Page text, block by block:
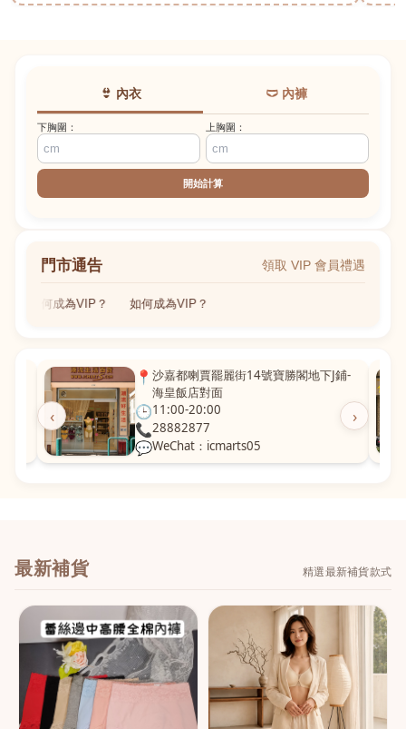
👙 內衣 🩲 內褲
下胸圍： 上胸圍：
開始計算
門市通告 領取 VIP 會員禮遇
如何成為VIP？ 如何成為VIP？
‹ ›
📍 沙嘉都喇賈罷麗街14號寶勝閣地下J鋪-
海皇飯店對面
🕒11:00-20:00
📞28882877
💬WeChat：icmarts05
最新補貨 精選最新補貨款式